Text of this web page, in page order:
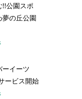
!!公園スポ
夢の丘公園
ーイーツ
ービス開始